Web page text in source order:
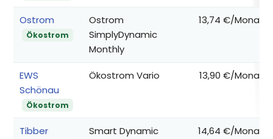
Ostrom
Ökostrom
Ostrom
SimplyDynamic
Monthly
13,74 €/Monat
EWS
Schönau
Ökostrom
Ökostrom Vario 13,90 €/Monat
Tibber Smart Dynamic 14,64 €/Monat